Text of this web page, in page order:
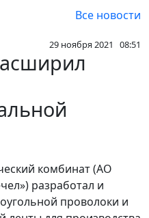
Все новости
29 ноября 2021 08:51
комбинат (АО
разработал и
проволоки и